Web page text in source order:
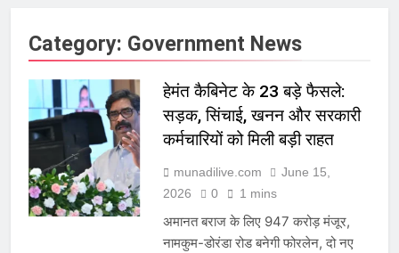
Category: Government News
हेमंत कैबिनेट के 23 बड़े फैसले:
सड़क, सिंचाई, खनन और सरकारी
कर्मचारियों को मिली बड़ी राहत
munadilive.com
June 15,
2026
0 1 mins
अमानत बराज के लिए 947 करोड़ मंजूर,
नामकुम-डोरंडा रोड बनेगी फोरलेन, दो नए